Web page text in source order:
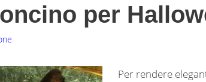
per
Per rendere